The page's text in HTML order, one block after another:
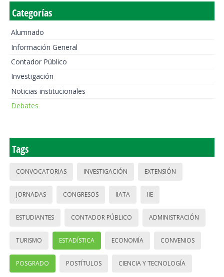
Categorías
Alumnado
Información General
Contador Público
Investigación
Noticias institucionales
Debates
Tags
CONVOCATORIAS INVESTIGACIÓN EXTENSIÓN
JORNADAS CONGRESOS IIATA IIE
ESTUDIANTES CONTADOR PÚBLICO ADMINISTRACIÓN
TURISMO ESTADÍSTICA ECONOMÍA CONVENIOS
POSGRADO POSTÍTULOS CIENCIA Y TECNOLOGÍA